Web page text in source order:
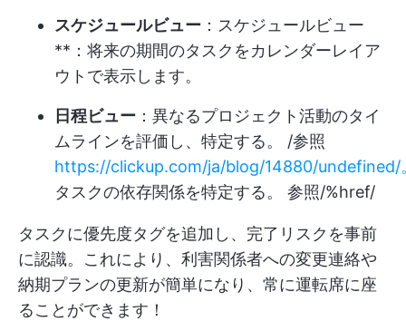
スケジュールビュー ：スケジュールビュー
**：将来の期間のタスクをカレンダーレイア
ウトで表示します。
日程ビュー ：異なるプロジェクト活動のタイ
ムラインを評価し、特定する。 /参照
https://clickup.com/ja/blog/14880/undefined/
タスクの依存関係を特定する。 参照/%href/
タスクに優先度タグを追加し、完了リスクを事前
に認識。これにより、利害関係者への変更連絡や
納期プランの更新が簡単になり、常に運転席に座
ることができます！